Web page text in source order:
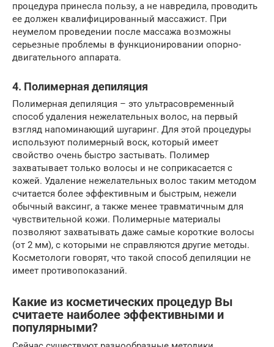
процедура принесла пользу, а не навредила, проводить
ее должен квалифицированный массажист. При
неумелом проведении после массажа возможны
серьезные проблемы в функционировании опорно-
двигательного аппарата.
4. Полимерная депиляция
Полимерная депиляция – это ультрасовременный
способ удаления нежелательных волос, на первый
взгляд напоминающий шугаринг. Для этой процедуры
используют полимерный воск, который имеет
свойство очень быстро застывать. Полимер
захватывает только волосы и не соприкасается с
кожей. Удаление нежелательных волос таким методом
считается более эффективным и быстрым, нежели
обычный ваксинг, а также менее травматичным для
чувствительной кожи. Полимерные материалы
позволяют захватывать даже самые короткие волосы
(от 2 мм), с которыми не справляются другие методы.
Косметологи говорят, что такой способ депиляции не
имеет противопоказаний.
Какие из косметических процедур Вы
считаете наиболее эффективными и
популярными?